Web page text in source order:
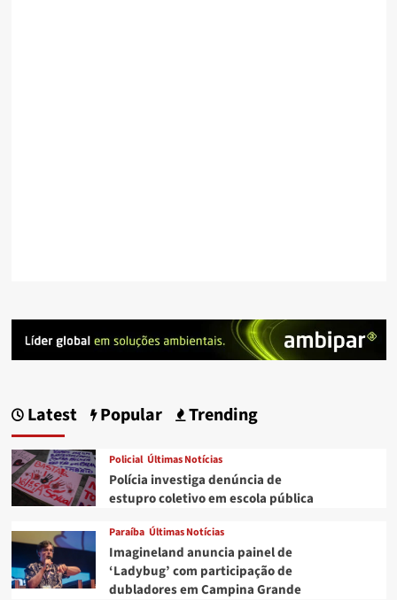
Latest Popular Trending
Policial Últimas Notícias
Polícia investiga denúncia de
estupro coletivo em escola pública
Paraíba Últimas Notícias
Imagineland anuncia painel de
‘Ladybug’ com participação de
dubladores em Campina Grande